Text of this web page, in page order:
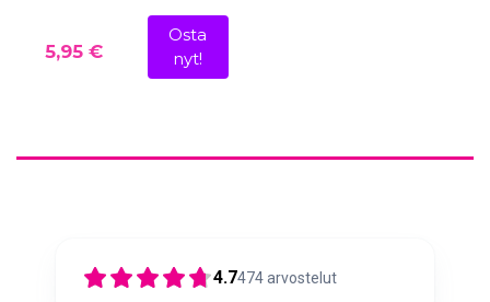
5,95 €
Osta
nyt!
4.7474arvostelut